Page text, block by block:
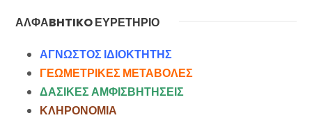
ΑΛΦΑBHTIKO ΕΥΡΕΤΗΡΙΟ
ΑΓΝΩΣΤΟΣ ΙΔΙΟΚΤΗΤΗΣ
ΓΕΩΜΕΤΡΙΚΕΣ ΜΕΤΑΒΟΛΕΣ
ΔΑΣΙΚΕΣ ΑΜΦΙΣΒΗΤΗΣΕΙΣ
ΚΛΗΡΟΝΟΜΙΑ